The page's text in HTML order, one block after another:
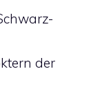
der